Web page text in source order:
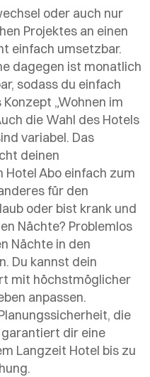
oder auch nur
Projektes an einen
einfach umsetzbar.
dagegen ist monatlich
sodass du einfach
„Wohnen im
die Wahl des Hotels
variabel. Das
deinen
Hotel Abo einfach zum
für den
oder bist krank und
Nächte? Problemlos
Nächte in den
Du kannst dein
mit höchstmöglicher
anpassen.
die
dir eine
Langzeit Hotel bis zu